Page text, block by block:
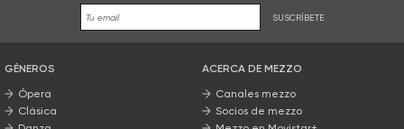
SUSCRÍBETE
GÉNEROS
Ópera
Clásica
ACERCA DE MEZZO
Canales mezzo
Socios de mezzo